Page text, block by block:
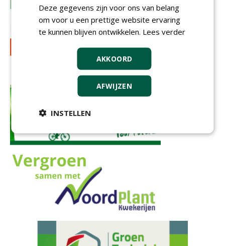
Deze gegevens zijn voor ons van belang
om voor u een prettige website ervaring
te kunnen blijven ontwikkelen. Lees verder
AKKOORD
AFWIJZEN
INSTELLEN